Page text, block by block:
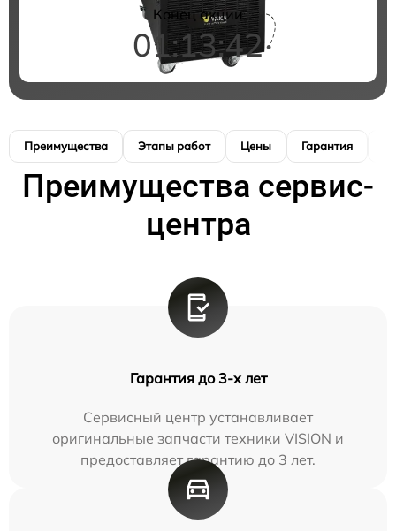
Конец акции
01:13:41
Преимущества Этапы работ Цены Гарантия
Преимущества сервис-
центра
Гарантия до 3-х лет
Сервисный центр устанавливает
оригинальные запчасти техники VISION и
предоставляет гарантию до 3 лет.